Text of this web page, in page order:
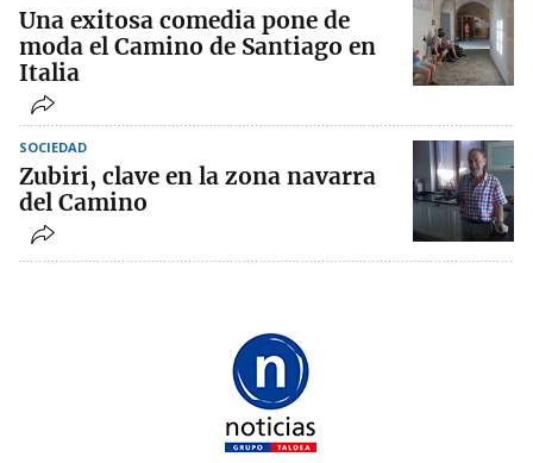
Una exitosa comedia pone de
moda el Camino de Santiago en
Italia
SOCIEDAD
Zubiri, clave en la zona navarra
del Camino